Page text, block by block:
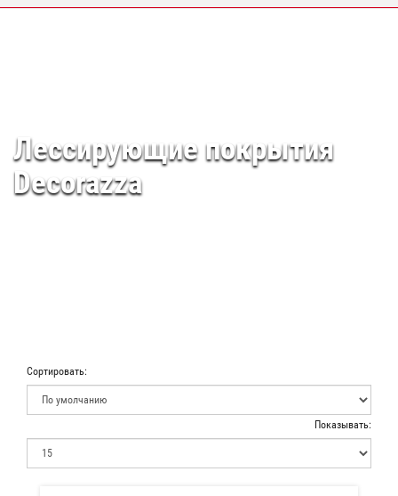
Лессирующие покрытия
Decorazza
Сортировать:
Показывать: